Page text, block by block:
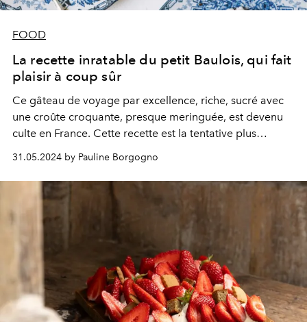
FOOD
La recette inratable du petit Baulois, qui fait
plaisir à coup sûr
Ce gâteau de voyage par excellence, riche, sucré avec
une croûte croquante, presque meringuée, est devenu
culte en France. Cette recette est la tentative plus
intacte et des saveurs subtilement caramélisées.
31.05.2024 by Pauline Borgogno